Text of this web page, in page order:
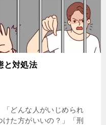
と対処法
「どんな人がいじめられ
た方がいいの？」「刑